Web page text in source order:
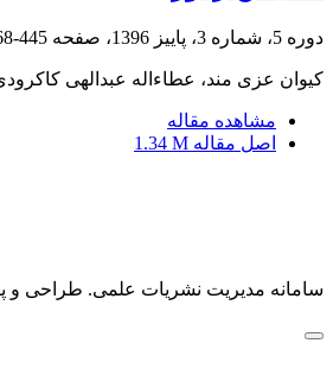
دوره 5، شماره 3، پاییز 1396، صفحه 445-468
کیوان عزی مند، عطاءاله عبدالهی
مشاهده مقاله
اصل مقاله 1.34 M
سامانه مدیریت نشریات علمی. طراحی و